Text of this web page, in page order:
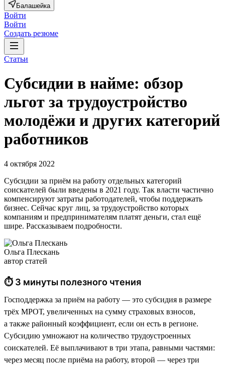
Балашейка
Войти
Войти
Создать резюме
Статьи
Субсидии в найме: обзор
льгот за трудоустройство
молодёжи и других категорий
работников
4 октября 2022
Субсидии за приём на работу отдельных категорий
соискателей были введены в 2021 году. Так власти частично
компенсируют затраты работодателей, чтобы поддержать
бизнес. Сейчас круг лиц, за трудоустройство которых
компаниям и предпринимателям платят деньги, стал ещё
шире. Рассказываем подробности.
Ольга Плескань
автор статей
⏱ 3 минуты полезного чтения
Господдержка за приём на работу — это субсидия в размере
трёх МРОТ, увеличенных на сумму страховых взносов,
а также районный коэффициент, если он есть в регионе.
Субсидию умножают на количество трудоустроенных
соискателей. Её выплачивают в три этапа, равными частями:
через месяц после приёма на работу, второй — через три